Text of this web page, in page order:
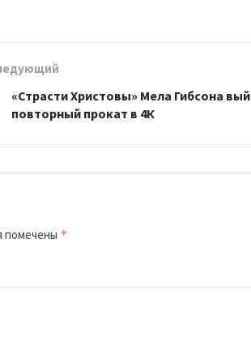
«Страсти Христовы» Мела Гибсона
повторный прокат в 4К
помечены *